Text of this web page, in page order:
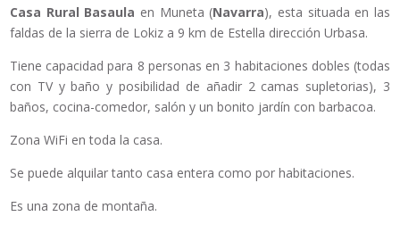
Casa Rural Basaula en Muneta (Navarra), esta situada en las
faldas de la sierra de Lokiz a 9 km de Estella dirección Urbasa.
Tiene capacidad para 8 personas en 3 habitaciones dobles (todas
con TV y baño y posibilidad de añadir 2 camas supletorias), 3
baños, cocina-comedor, salón y un bonito jardín con barbacoa.
Zona WiFi en toda la casa.
Se puede alquilar tanto casa entera como por habitaciones.
Es una zona de montaña.